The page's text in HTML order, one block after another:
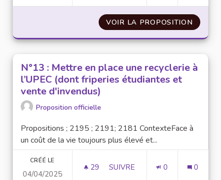
VOIR LA PROPOSITION N°68
N°13 : Mettre en place une recyclerie à
l’UPEC (dont friperies étudiantes et
vente d'invendus)
Proposition officielle
Propositions ; 2195 ; 2191; 2181 ContexteFace à
un coût de la vie toujours plus élevé et...
CRÉÉ LE
04/04/2025
29 29 ABONNÉS
SUIVRE 0 0